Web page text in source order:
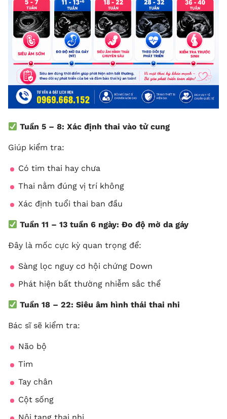
Tuần 5 – 8: Xác định thai vào tử cung
Giúp kiểm tra:
Có tim thai hay chưa
Thai nằm đúng vị trí không
Xác định tuổi thai ban đầu
Tuần 11 – 13 tuần 6 ngày: Đo độ mờ da gáy
Đây là mốc cực kỳ quan trọng để:
Sàng lọc nguy cơ hội chứng Down
Phát hiện bất thường nhiễm sắc thể
Tuần 18 – 22: Siêu âm hình thái thai nhi
Bác sĩ sẽ kiểm tra:
Não bộ
Tim
Tay chân
Cột sống